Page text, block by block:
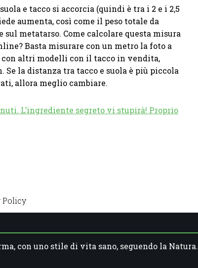
e tacco si accorcia (quindi è tra i 2 e i 2,5
aumenta, così come il peso totale da
metatarso. Come calcolare questa misura
Basta misurare con un metro la foto a
con altri modelli con il tacco in vendita,
Se la distanza tra tacco e suola è più piccola
allora meglio cambiare.
L’ingrediente segreto vi stupirà! Proprio
Policy
con uno stile di vita sano, seguendo la Natura.